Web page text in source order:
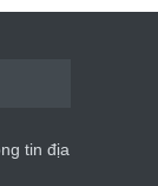
tin địa